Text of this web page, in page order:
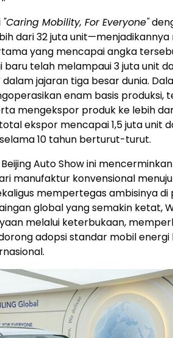
"Caring Mobility, For Everyone"
dari 32 juta
yang mencapai angka
baru telah melampaui 3 juta unit
jajaran tiga besar dunia.
enam basis produksi,
mengekspor produk ke lebih
ekspor mencapai 1,5 juta unit
10 tahun berturut-turut.
Auto Show ini mencerminkan
manufaktur konvensional menuju
mempertegas ambisinya di
global yang semakin ketat,
melalui keterbukaan,
adopsi standar mobil energi